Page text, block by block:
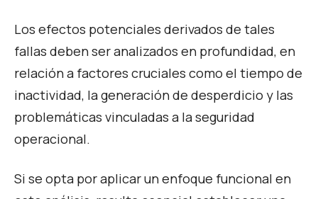
Los efectos potenciales derivados de tales
fallas deben ser analizados en profundidad, en
relación a factores cruciales como el tiempo de
inactividad, la generación de desperdicio y las
problemáticas vinculadas a la seguridad
operacional.
Si se opta por aplicar un enfoque funcional en